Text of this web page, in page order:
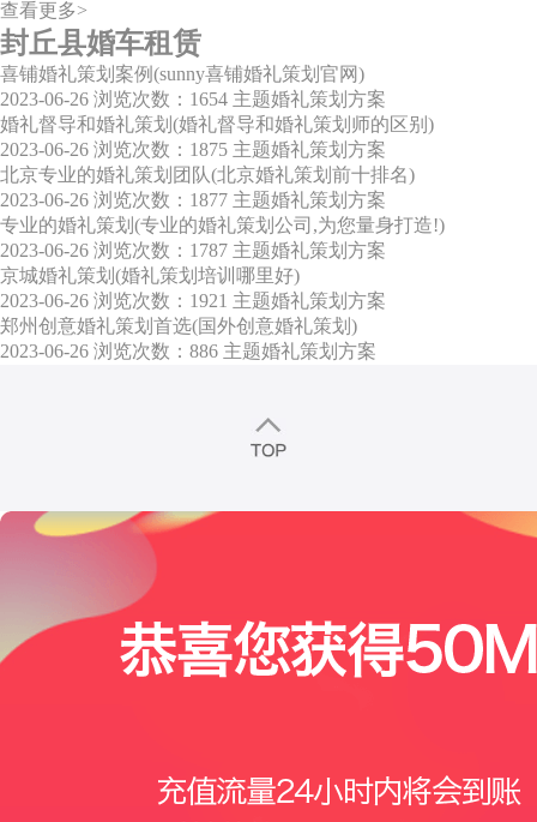
查看更多>
封丘县婚车租赁
喜铺婚礼策划案例(sunny喜铺婚礼策划官网)
2023-06-26 浏览次数：1654 主题婚礼策划方案
婚礼督导和婚礼策划(婚礼督导和婚礼策划师的区别)
2023-06-26 浏览次数：1875 主题婚礼策划方案
北京专业的婚礼策划团队(北京婚礼策划前十排名)
2023-06-26 浏览次数：1877 主题婚礼策划方案
专业的婚礼策划(专业的婚礼策划公司,为您量身打造!)
2023-06-26 浏览次数：1787 主题婚礼策划方案
京城婚礼策划(婚礼策划培训哪里好)
2023-06-26 浏览次数：1921 主题婚礼策划方案
郑州创意婚礼策划首选(国外创意婚礼策划)
2023-06-26 浏览次数：886 主题婚礼策划方案